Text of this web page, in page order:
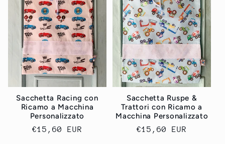
Sacchetta Racing con
Ricamo a Macchina
Personalizzato
Prezzo
€15,60 EUR
Sacchetta Ruspe &
Trattori con Ricamo a
Macchina Personalizzato
Prezzo
€15,60 EUR